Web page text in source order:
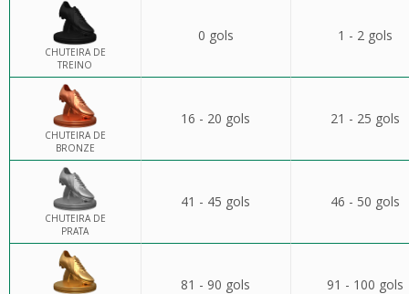
CHUTEIRA DE
TREINO
0 gols 1 - 2 gols
CHUTEIRA DE
BRONZE
16 - 20 gols 21 - 25 gols
CHUTEIRA DE
PRATA
41 - 45 gols 46 - 50 gols
81 - 90 gols 91 - 100 gols